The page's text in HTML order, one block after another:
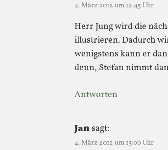
4. März 2012 um 12:45 Uhr
Herr Jung wird die
illustrieren. Dadurch
wenigstens kann er
denn, Stefan nimmt
Antworten
Jansagt:
4. März 2012 um 13:00 Uhr